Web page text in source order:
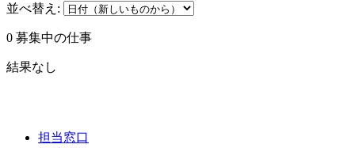
並べ替え :
0 募集中の仕事
結果なし
担当窓口